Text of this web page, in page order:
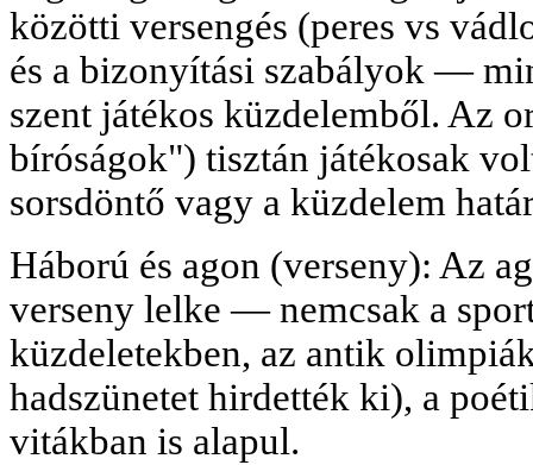
közötti versengés (peres vs
és a bizonyítási szabályok —
szent játékos küzdelemből. Az
bíróságok") tisztán játékosak
sorsdöntő vagy a küzdelem
Háború és agon (verseny): Az
verseny lelke — nemcsak a
küzdeletekben, az antik
hadszünetet hirdették ki), a
vitákban is alapul.